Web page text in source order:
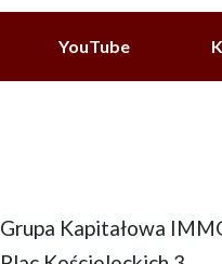
YouTube
Grupa Kapitałowa